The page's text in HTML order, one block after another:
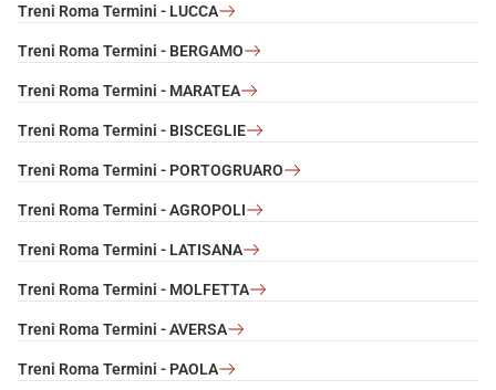
Treni Roma Termini - LUCCA
Treni Roma Termini - BERGAMO
Treni Roma Termini - MARATEA
Treni Roma Termini - BISCEGLIE
Treni Roma Termini - PORTOGRUARO
Treni Roma Termini - AGROPOLI
Treni Roma Termini - LATISANA
Treni Roma Termini - MOLFETTA
Treni Roma Termini - AVERSA
Treni Roma Termini - PAOLA